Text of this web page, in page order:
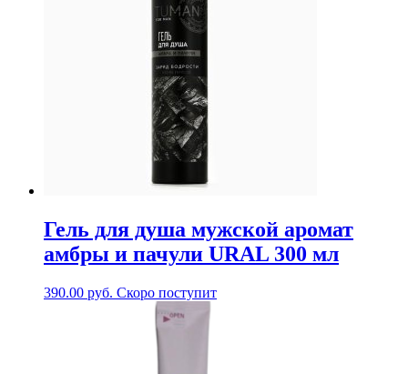
Гель для душа мужской аромат
амбры и пачули URAL 300 мл
390.00 руб. Скоро поступит